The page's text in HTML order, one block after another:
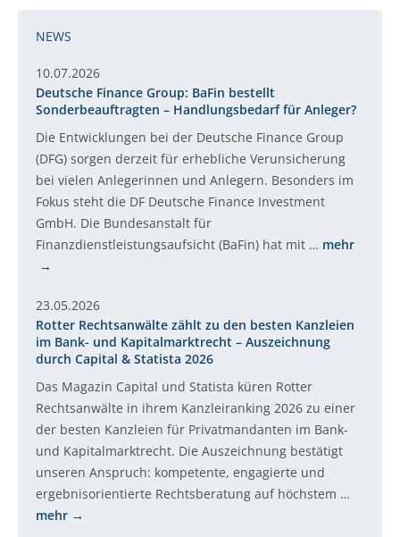
NEWS
10.07.2026
Deutsche Finance Group: BaFin bestellt
Sonderbeauftragten – Handlungsbedarf für Anleger?
Die Entwicklungen bei der Deutsche Finance Group
(DFG) sorgen derzeit für erhebliche Verunsicherung
bei vielen Anlegerinnen und Anlegern. Besonders im
Fokus steht die DF Deutsche Finance Investment
GmbH. Die Bundesanstalt für
Finanzdienstleistungsaufsicht (BaFin) hat mit … mehr
23.05.2026
Rotter Rechtsanwälte zählt zu den besten Kanzleien
im Bank- und Kapitalmarktrecht – Auszeichnung
durch Capital & Statista 2026
Das Magazin Capital und Statista küren Rotter
Rechtsanwälte in ihrem Kanzleiranking 2026 zu einer
der besten Kanzleien für Privatmandanten im Bank-
und Kapitalmarktrecht. Die Auszeichnung bestätigt
unseren Anspruch: kompetente, engagierte und
ergebnisorientierte Rechtsberatung auf höchstem …
mehr